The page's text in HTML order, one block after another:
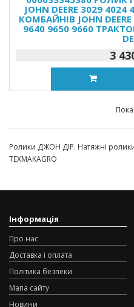
JOHN DEERE 3029
КОМБАЙНІВ JOHN
9640 9650 9660
3
Ролики ДЖОН ДІР. Натяжні ролики
TEXMAKAGRO
Інформація
Про нас
Доставка і оплата
Політика безпеки
Мапа сайту
Новини